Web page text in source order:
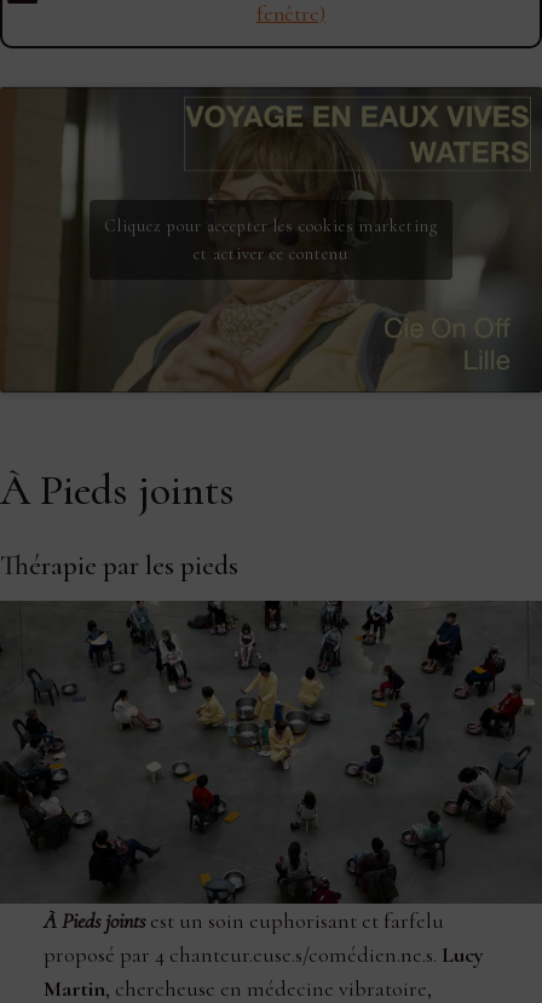
fenêtre)
Cliquez pour accepter les cookies marketing
et activer ce contenu
À Pieds joints
Thérapie par les pieds
À Pieds jointsest un soin euphorisant et farfelu
proposé par 4 chanteur.euse.s/comédien.ne.s. Lucy
Martin, chercheuse en médecine vibratoire,